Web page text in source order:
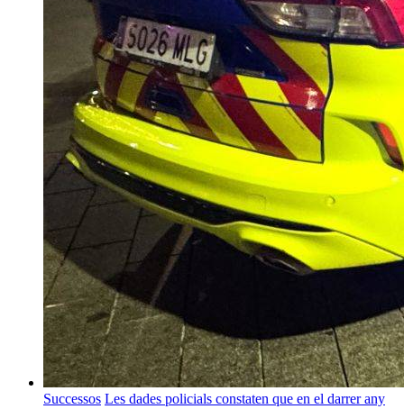
Successos Les dades policials constaten que en el darrer any